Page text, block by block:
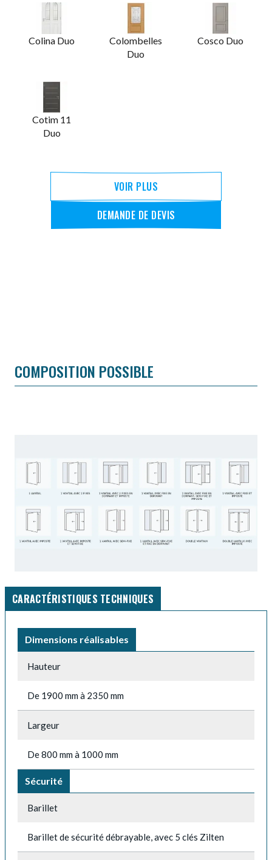
Colina Duo
Colombelles
Duo
Cosco Duo
Cotim 11
Duo
VOIR PLUS
DEMANDE DE DEVIS
COMPOSITION POSSIBLE
CARACTÉRISTIQUES TECHNIQUES
Dimensions réalisables
Hauteur
De 1900 mm à 2350 mm
Largeur
De 800 mm à 1000 mm
Sécurité
Barillet
Barillet de sécurité débrayable, avec 5 clés Zilten